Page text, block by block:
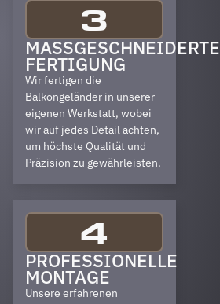
3
MASSGESCHNEIDERTE F
ERTIGUNG
Wir fertigen die
Balkongeländer in unserer
eigenen Werkstatt, wobei
wir auf jedes Detail achten,
um höchste Qualität und
Präzision zu gewährleisten.
4
PROFESSIONELLE
MONTAGE
Unsere erfahrenen